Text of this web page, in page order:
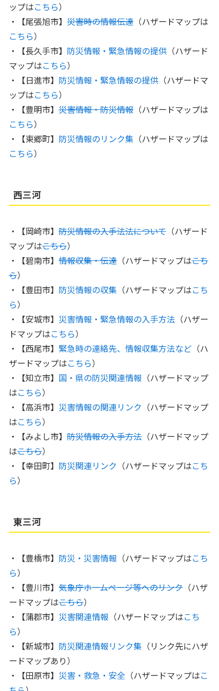
ップはこちら）
・【尾張旭市】 災害時の情報伝達（ハザードマップは
こちら）
・【長久手市】 防災情報・緊急情報の提供（ハザード
マップはこちら）
・【日進市】 防災情報・緊急情報の提供（ハザードマ
ップはこちら）
・【豊明市】 災害情報・防災情報（ハザードマップは
こちら）
・【東郷町】 防災情報のリンク集 （ハザードマップは
こちら）
西三河
・【岡崎市】 防災情報の入手法法について（ハザード
マップはこちら）
・【碧南市】 情報収集・伝達（ハザードマップはこち
ら）
・【豊田市】 防災情報の収集 （ハザードマップはこち
ら）
・【安城市】 災害情報・緊急情報の入手方法 （ハザー
ドマップはこちら）
・【西尾市】 緊急時の連絡先、情報収集方法など（ハ
ザードマップはこちら）
・【知立市】 国・県の防災関連情報 （ハザードマップ
はこちら）
・【高浜市】 災害情報の関連リンク （ハザードマップ
はこちら）
・【みよし市】 防災情報の入手方法（ハザードマップ
はこちら）
・【幸田町】 防災関連リンク （ハザードマップはこち
ら）
東三河
・【豊橋市】 防災・災害情報 （ハザードマップはこち
ら）
・【豊川市】 気象庁ホームページ等へのリンク（ハザ
ードマップはこちら）
・【蒲郡市】 災害関連情報 （ハザードマップはこち
ら）
・【新城市】 防災関連情報リンク集 （リンク先にハザ
ードマップあり）
・【田原市】 災害・救急・安全 （ハザードマップはこ